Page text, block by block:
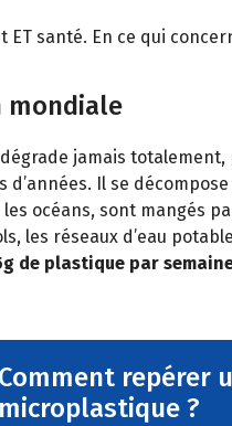
santé. En ce qui
mondiale
jamais totalement,
d’années. Il se
les océans, sont mangés
les réseaux d’eau
de plastique par
Comment repérer
microplastique ?